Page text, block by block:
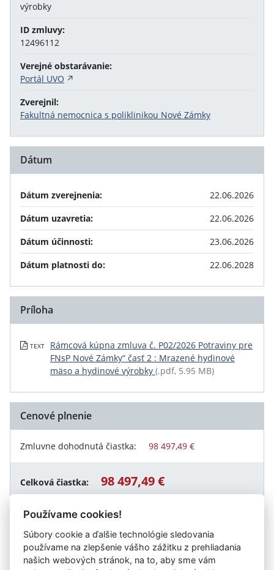
výrobky
ID zmluvy:
12496112
Verejné obstarávanie:
Portál UVO
Zverejnil:
Fakultná nemocnica s poliklinikou Nové Zámky
Dátum
Dátum zverejnenia:
22.06.2026
Dátum uzavretia:
22.06.2026
Dátum účinnosti:
23.06.2026
Dátum platnosti do:
22.06.2028
Príloha
TEXT
Rámcová kúpna zmluva č. P02/2026 Potraviny pre
FNsP Nové Zámky“ časť 2 : Mrazené hydinové
mäso a hydinové výrobky (.pdf, 5.95 MB)
Cenové plnenie
Zmluvne dohodnutá čiastka: 98 497,49 €
Celková čiastka: 98 497,49 €
Návrat späť
Používame cookies!
Súbory cookie a ďalšie technológie sledovania
používame na zlepšenie vášho zážitku z prehliadania
našich webových stránok, na to, aby sme vám